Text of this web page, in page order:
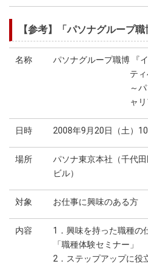
【参考】「パソナグループ
名称
パソナグループ職博 『
テ
～
ャリ
日時 2008年9月20日（土）
場所
パソナ東京本社（千代
ビル）
対象 お仕事に興味のある方
内容
1．興味を持った職種の
「職種体験セミナー」
2．ステップアップに役